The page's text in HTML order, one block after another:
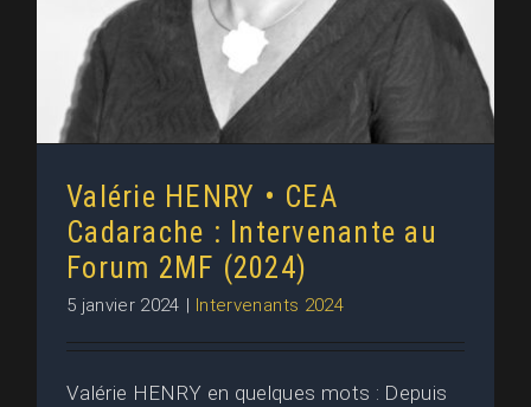
Valérie HENRY • CEA
Cadarache : Intervenante au
Forum 2MF (2024)
5 janvier 2024 Intervenants 2024
Valérie HENRY en quelques mots : Depuis